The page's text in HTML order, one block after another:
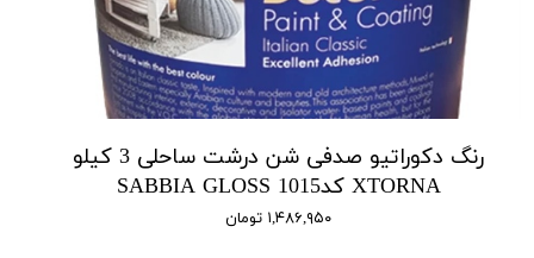
رنگ دکوراتیو صدفی شن درشت ساحلی 3 کیلو
XTORNA کد1015 SABBIA GLOSS
۱,۴۸۶,۹۵۰ تومان